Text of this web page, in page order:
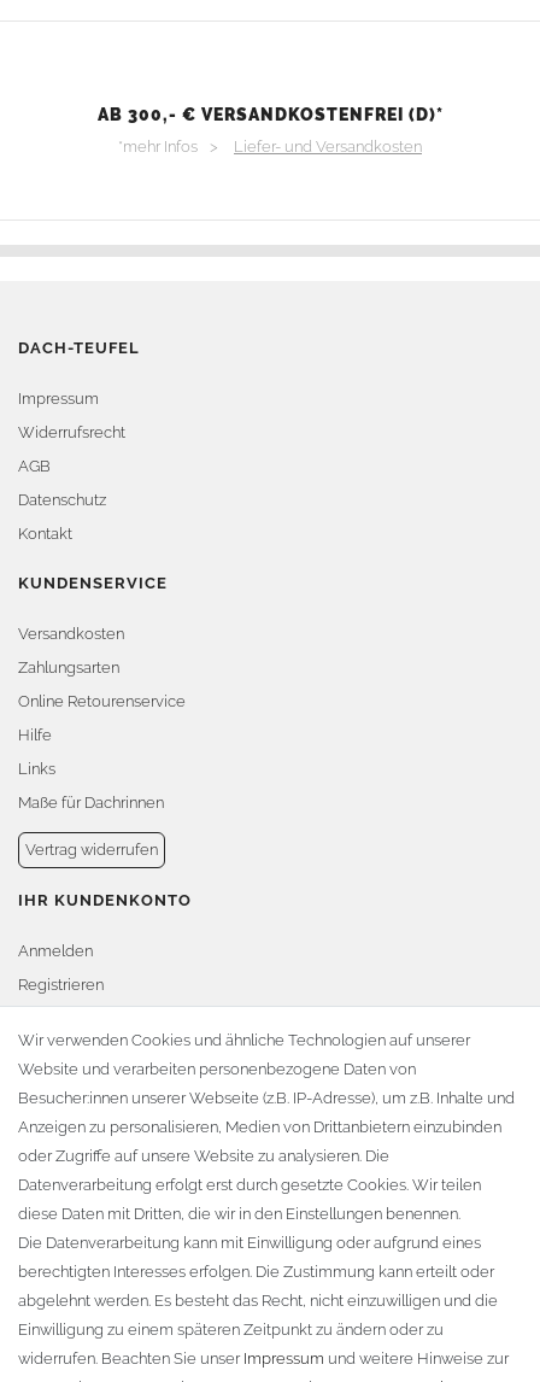
AB 300,- € VERSANDKOSTENFREI (D)*
*mehr Infos > Liefer- und Versandkosten
DACH-TEUFEL
Impressum
Widerrufsrecht
AGB
Datenschutz
Kontakt
KUNDENSERVICE
Versandkosten
Zahlungsarten
Online Retourenservice
Hilfe
Links
Maße für Dachrinnen
Vertrag widerrufen
IHR KUNDENKONTO
Anmelden
Registrieren
Warenkorb
Zur Kasse
KONTAKT
Fa. Steffen Jost
Söbrigener Weg 50
D-01796 Pirna
Telefon:+49 (0)3501 507295
info@dach-teufel.de
Wir verwenden Cookies und ähnliche Technologien auf unserer
Website und verarbeiten personenbezogene Daten von
Besucher:innen unserer Webseite (z.B. IP-Adresse), um z.B. Inhalte und
Anzeigen zu personalisieren, Medien von Drittanbietern einzubinden
oder Zugriffe auf unsere Website zu analysieren. Die
Datenverarbeitung erfolgt erst durch gesetzte Cookies. Wir teilen
diese Daten mit Dritten, die wir in den Einstellungen benennen.
Die Datenverarbeitung kann mit Einwilligung oder aufgrund eines
berechtigten Interesses erfolgen. Die Zustimmung kann erteilt oder
abgelehnt werden. Es besteht das Recht, nicht einzuwilligen und die
Einwilligung zu einem späteren Zeitpunkt zu ändern oder zu
widerrufen. Beachten Sie unser Impressum und weitere Hinweise zur